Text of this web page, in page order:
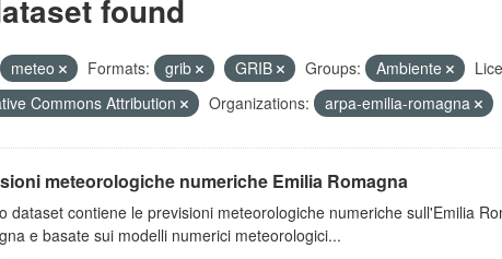
found
meteo Formats: grib GRIB Groups: Ambiente
Commons Attribution
Organizations: arpa-emilia-romagna
meteorologiche numeriche Emilia Romagna
dataset contiene le previsioni meteorologiche numeriche sull'Emilia
e basate sui modelli numerici meteorologici...